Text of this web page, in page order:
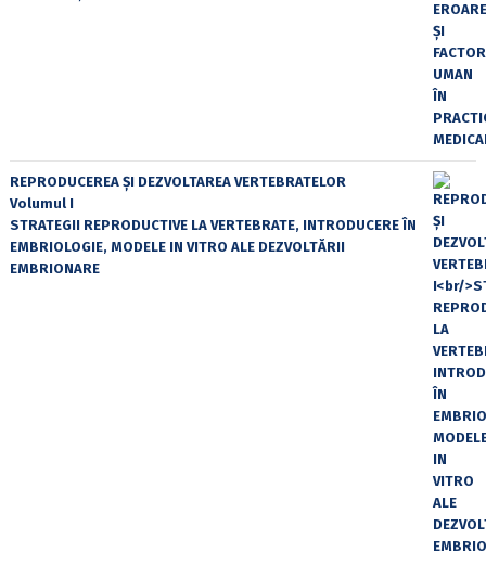
REPRODUCEREA ȘI DEZVOLTAREA VERTEBRATELOR
Volumul I
STRATEGII REPRODUCTIVE LA VERTEBRATE, INTRODUCERE ÎN
EMBRIOLOGIE, MODELE IN VITRO ALE DEZVOLTĂRII
EMBRIONARE